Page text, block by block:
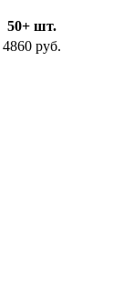
50+ шт.
4860 руб.